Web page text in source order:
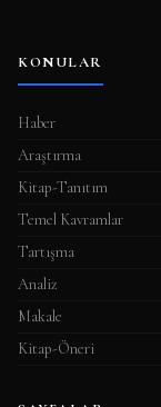
KONULAR
Haber
Araştırma
Kitap-Tanıtım
Temel Kavramlar
Tartışma
Analiz
Makale
Kitap-Öneri